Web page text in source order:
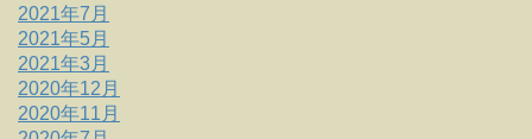
2021年7月
2021年5月
2021年3月
2020年12月
2020年11月